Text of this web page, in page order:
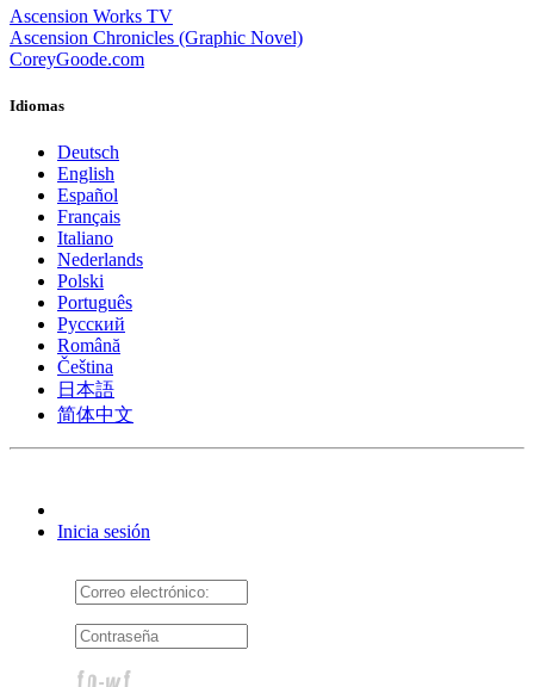
Ascension Works TV
Ascension Chronicles (Graphic Novel)
CoreyGoode.com
Idiomas
Deutsch
English
Español
Français
Italiano
Nederlands
Polski
Português
Pусский
Română
Čeština
日本語
简体中文
Inicia sesión